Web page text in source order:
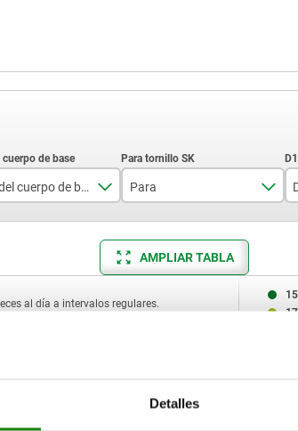
Detalles
Color del cuerpo de base Para
M5
M6
AMPLIAR TABLA
al día a intervalos regulares.